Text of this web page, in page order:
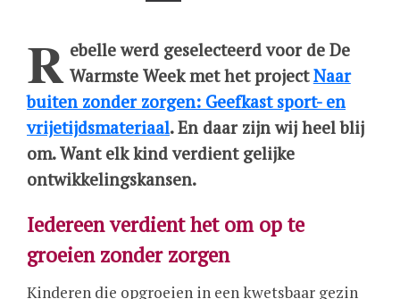
R ebelle werd geselecteerd voor de De
Warmste Week met het projectNaar
buiten zonder zorgen: Geefkast sport- en
vrijetijdsmateriaal. En daarzijn wij heel blij
om. Want elk kind verdient gelijke
ontwikkelingskansen.
Iedereen verdient het om op te
groeien zonder zorgen
Kinderen die opgroeien in een kwetsbaar gezin